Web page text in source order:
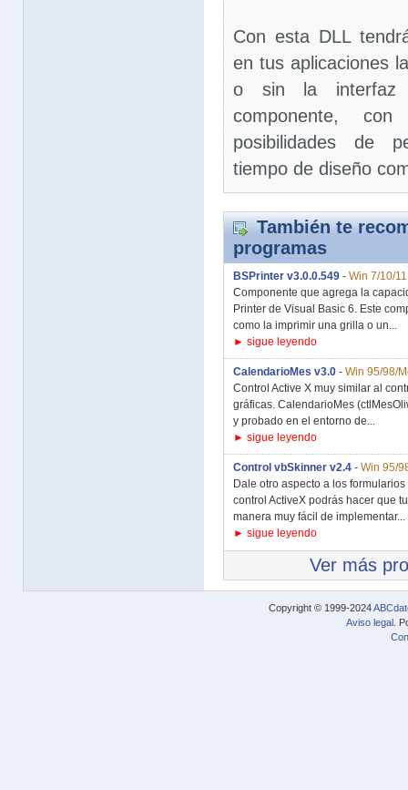
Con esta DLL
en tus aplicaciones
o sin la interfaz
componente,
posibilidades de
tiempo de diseño
También te
programas
BSPrinter v3.0.0.549 - Win 7/10/11
Componente que agrega la
Printer de Visual Basic 6. Este
como la imprimir una grilla o un...
► sigue leyendo
CalendarioMes v3.0 - Win 95/98/
Control Active X muy similar al
gráficas. CalendarioMes
y probado en el entorno de...
► sigue leyendo
Control vbSkinner v2.4 - Win 95/
Dale otro aspecto a los
control ActiveX podrás hacer que
manera muy fácil de implementar...
► sigue leyendo
Ver más
Copyright © 1999-2024
Aviso legal .